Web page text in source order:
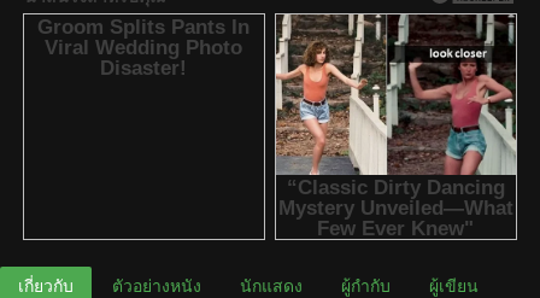
เกี่ยวกับ ตัวอย่างหนัง นักแสดง ผู้กำกับ ผู้เขียน